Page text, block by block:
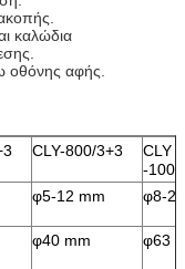
καλώδια
οθόνης αφής.
CLY-800/3+3
CLY
-
φ5-12 mm φ8-
φ40 mm φ63